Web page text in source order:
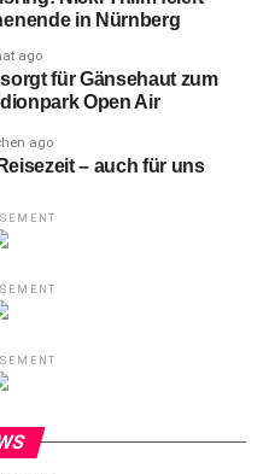
den Fans beliebt und nahm
Pucki, das
zur PSD Bank Nürnberg
empfingen die Ice
werden.
in Nürnberg
ago
für Gänsehaut zum
Open Air
ago
– auch für uns